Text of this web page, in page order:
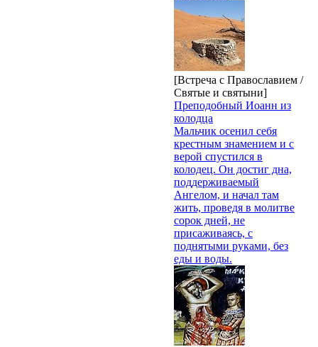
[Встреча с Православием /
Святые и святыни]
Преподобный Иоанн из
колодца
Мальчик осенил себя
крестным знамением и с
верой спустился в
колодец. Он достиг дна,
поддерживаемый
Ангелом, и начал там
жить, проведя в молитве
сорок дней, не
присаживаясь, с
поднятыми руками, без
еды и воды.